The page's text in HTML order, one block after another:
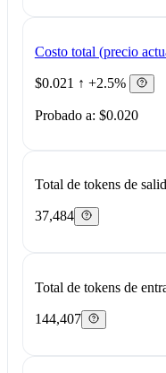
Costo total (precio
$0.021 ↑ +2.5%
Probado a: $0.020
Total de tokens de
37,484
Total de tokens de
144,407